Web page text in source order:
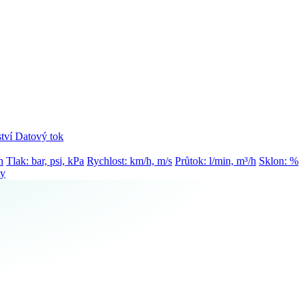
Datový tok
Tlak: bar, psi, kPa Rychlost: km/h, m/s Průtok: l/min, m³/h Sklon: %